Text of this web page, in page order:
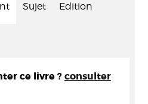
Sujet Edition
ce livre ? consulter